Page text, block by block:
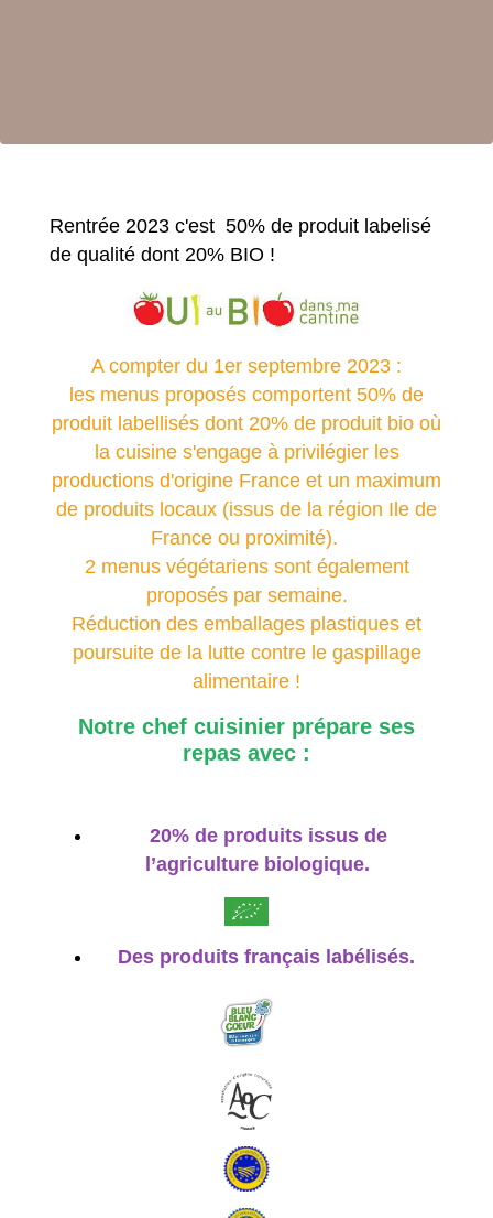
Rentrée 2023 c'est 50% de produit labelisé
de qualité dont 20% BIO !
A compter du 1er septembre 2023 :
les menus proposés comportent 50% de
produit labellisés dont 20% de produit bio où
la cuisine s'engage à privilégier les
productions d'origine France et un maximum
de produits locaux (issus de la région Ile de
France ou proximité).
2 menus végétariens sont également
proposés par semaine.
Réduction des emballages plastiques et
poursuite de la lutte contre le gaspillage
alimentaire !
Notre chef cuisinier prépare ses
repas avec :
20% de produits issus de
l’agriculture biologique.
Des produits français labélisés.